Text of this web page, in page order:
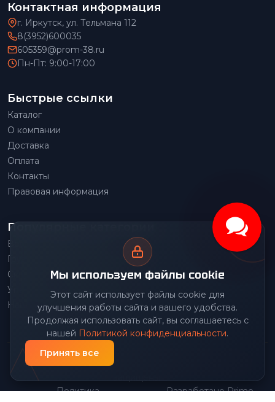
Мы используем файлы cookie
Этот сайт использует файлы cookie для
улучшения работы сайта и вашего удобства.
Продолжая использовать сайт, вы соглашаетесь с
нашей Политикой конфиденциальности.
Принять все
Контактная информация
г. Иркутск, ул. Тельмана 112
8(3952)600035
605359@prom-38.ru
Пн-Пт: 9:00-17:00
Быстрые ссылки
Каталог
О компании
Доставка
Оплата
Контакты
Правовая информация
Популярные категории
Весовое оборудование
Грузоподъемное оборудование
Складское оборудование
Упаковочное оборудование
Наше производство
© 2026 Передовой Центр снабжения. Все права
Политика
Разработано Prime